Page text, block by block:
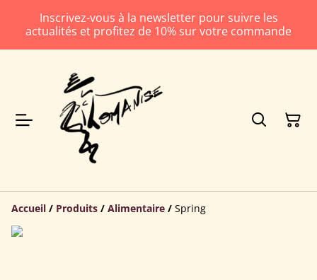
Inscrivez-vous à la newsletter pour suivre les
actualités et profitez de 10% sur votre commande
Accueil / Produits / Alimentaire / Spring